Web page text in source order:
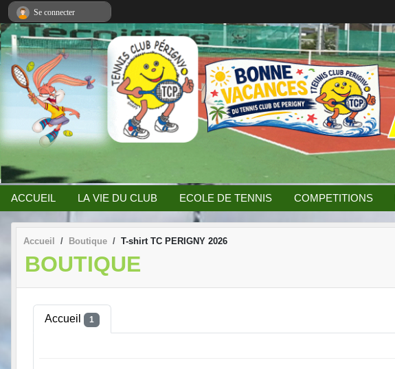
ACCUEIL LA VIE DU CLUB ECOLE DE TENNIS COMPETITIONS
Accueil Boutique T-shirt TC PERIGNY 2026
BOUTIQUE
Accueil 1
Se connecter
Panneau de gestion des cookies